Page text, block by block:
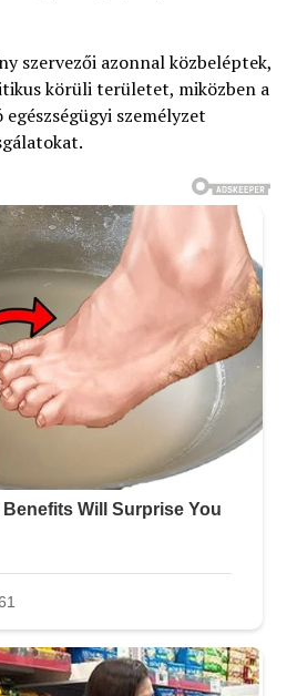
szervezői azonnal közbeléptek,
körüli területet, miközben a
személyzet